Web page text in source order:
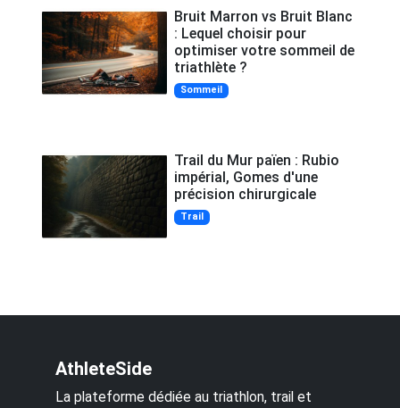
Bruit Marron vs Bruit Blanc
: Lequel choisir pour
optimiser votre sommeil de
triathlète ?
Sommeil
Trail du Mur païen : Rubio
impérial, Gomes d'une
précision chirurgicale
Trail
AthleteSide
La plateforme dédiée au triathlon, trail et